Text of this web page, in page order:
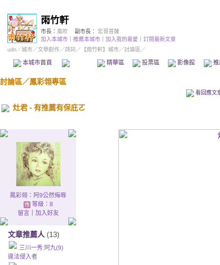
雨竹軒
市長： 風吹 副市長： 宏哥菩薩
加入本城市
推薦本城市 加入我的最愛
訂閱最新文章
udn／城市／文學創作／詩詞 ／ 【雨竹軒】城市／討論區／
本城市首頁 精華區 投票區 影像館
討論區／鳳彩翎專區
看回應文
灶君 - 有推薦有保庇ㄛ
鳳彩翎：阿9公然侮辱
等級：8
留言｜ 加入好友
文章推薦人 (13)
三川一秀:阿九(9)
違法侵入者